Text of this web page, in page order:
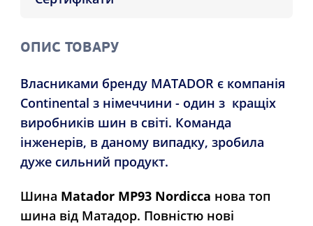
ОПИС ТОВАРУ
Власниками бренду MATADOR є компанія
Continental з німеччини - один з кращіх
виробників шин в світі. Команда
інженерів, в даному випадку, зробила
дуже сильний продукт.
Шина Matador MP93 Nordicca нова топ
шина від Матадор. Повністю нові